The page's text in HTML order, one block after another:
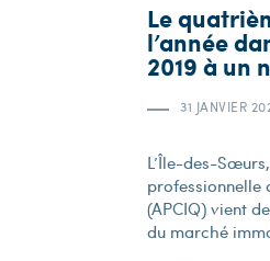
Le
l’année
2019 à un
31 JANVIER
L’Île-des-
professionnelle
(APCIQ) vient
du marché